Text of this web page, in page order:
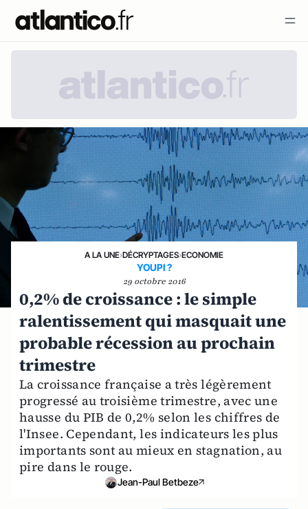
A LA UNE›DÉCRYPTAGES›ECONOMIE
YOUPI ?
29 octobre 2016
0,2% de croissance : le simple
ralentissement qui masquait une
probable récession au prochain
trimestre
La croissance française a très légèrement
progressé au troisième trimestre, avec une
hausse du PIB de 0,2% selon les chiffres de
l'Insee. Cependant, les indicateurs les plus
importants sont au mieux en stagnation, au
pire dans le rouge.
Jean-Paul Betbeze